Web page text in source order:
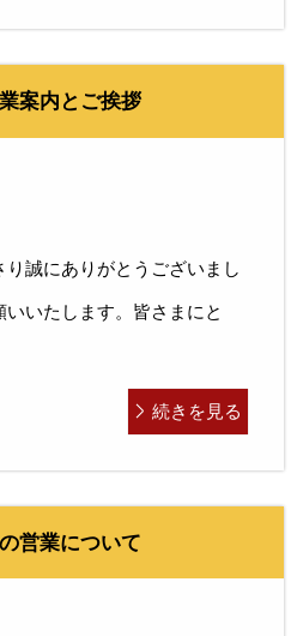
案内とご挨拶
誠にありがとうございまし
いたします。皆さまにと
続きを見る
営業について